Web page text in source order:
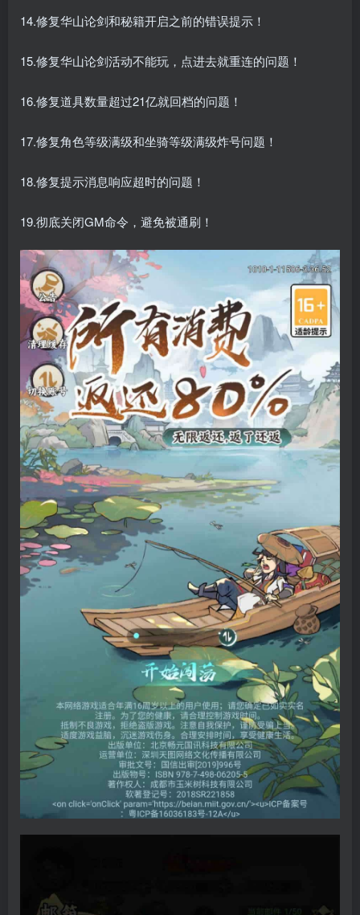
14.修复华山论剑和秘籍开启之前的错误提示！
15.修复华山论剑活动不能玩，点进去就重连的问题！
16.修复道具数量超过21亿就回档的问题！
17.修复角色等级满级和坐骑等级满级炸号问题！
18.修复提示消息响应超时的问题！
19.彻底关闭GM命令，避免被通刷！